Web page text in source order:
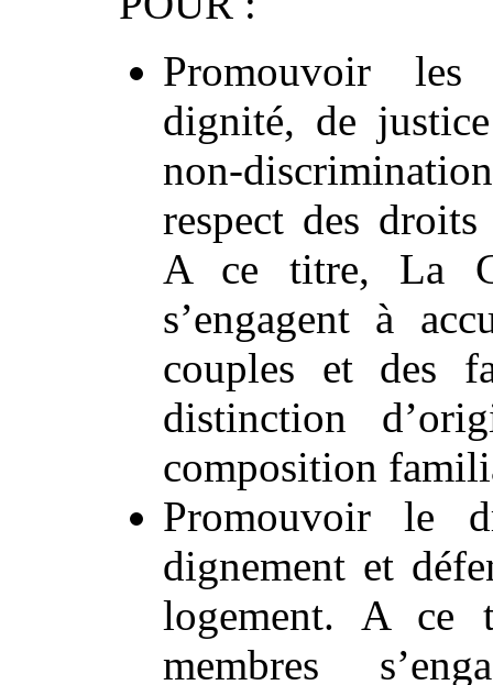
Promouvoir les
dignité, de
non-
respect des
A ce titre, La
s’engagent à
couples et des
distinction
composition
Promouvoir le
dignement et
logement. A ce
membres